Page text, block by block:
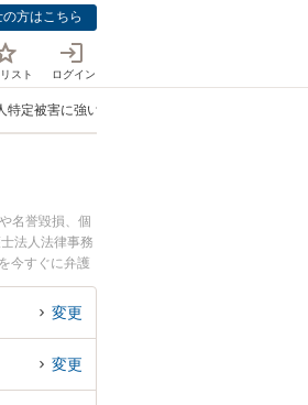
方はこちら
スト ログイン
定被害に強い弁護士
名誉毀損、個
法人法律事務
今すぐに弁護
い』などでお
変更
変更